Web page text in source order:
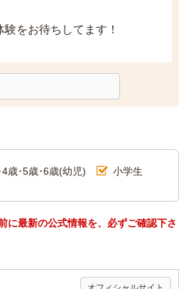
をお待ちしてます！
4歳･5歳･6歳(幼児)
小学生
最新の公式情報を、必ずご確認下さ